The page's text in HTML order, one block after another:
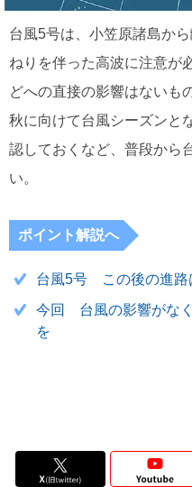
台風5号は、小笠原諸島か
ねりを伴った高波に注意が
どへの直接の影響はないも
秋に向けて台風シーズンと
認しておくなど、普段から
い。
ポイント解説へ
台風5号 この後の進
今回 台風の影響がな
を